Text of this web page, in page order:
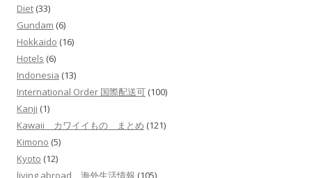
Diet (33)
Gundam (6)
Hokkaido (16)
Hotels (6)
Indonesia (13)
International Order 国際配送可 (100)
Kanji (1)
Kawaii カワイイもの まとめ (121)
Kimono (5)
Kyoto (12)
living abroad 海外生活情報 (105)